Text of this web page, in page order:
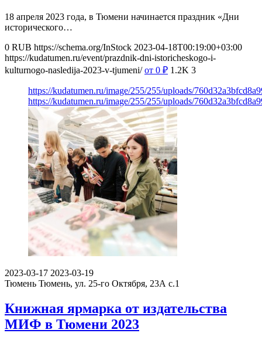
18 апреля 2023 года, в Тюмени начинается праздник «Дни
исторического…
0 RUB https://schema.org/InStock 2023-04-18T00:19:00+03:00
https://kudatumen.ru/event/prazdnik-dni-istoricheskogo-i-
kulturnogo-nasledija-2023-v-tjumeni/ от 0 ₽ 1.2K 3
https://kudatumen.ru/image/255/255/uploads/
https://kudatumen.ru/image/255/255/uploads/
2023-03-17 2023-03-19
Тюмень Тюмень, ул. 25-го Октября, 23А с.1
Книжная ярмарка от издательства
МИФ в Тюмени 2023